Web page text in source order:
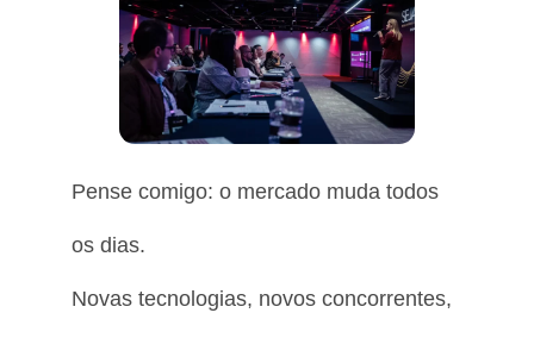
Pense comigo: o mercado muda todos
os dias.
Novas tecnologias, novos concorrentes,